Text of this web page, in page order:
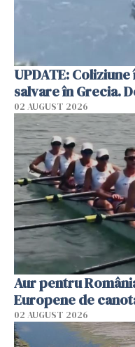
UPDATE:
salvare în Grecia.
02 AUGUST 2026
Aur pentru
Europene de
02 AUGUST 2026